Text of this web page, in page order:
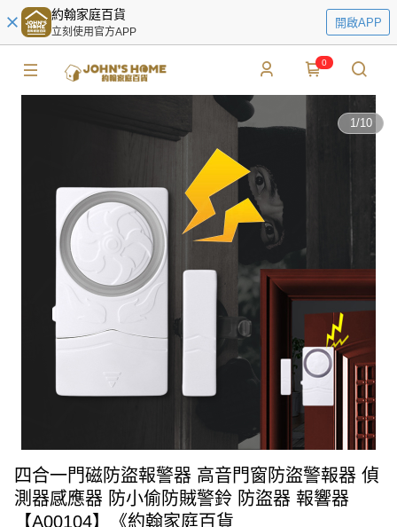
約翰家庭百貨
立刻使用官方APP
開啟APP
0
1/10
四合一門磁防盜報警器 高音門窗防盜警報器 偵
測器感應器 防小偷防賊警鈴 防盜器 報響器
【A00104】《約翰家庭百貨